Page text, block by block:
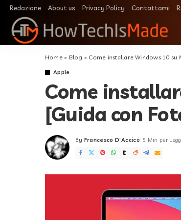
Redazione About us Privacy Policy Contattami
Home» Blog » Come installare Windows 10 su
Apple
Come
[Guida con
Posted
by
By Francesco D'Accico 5 Min per